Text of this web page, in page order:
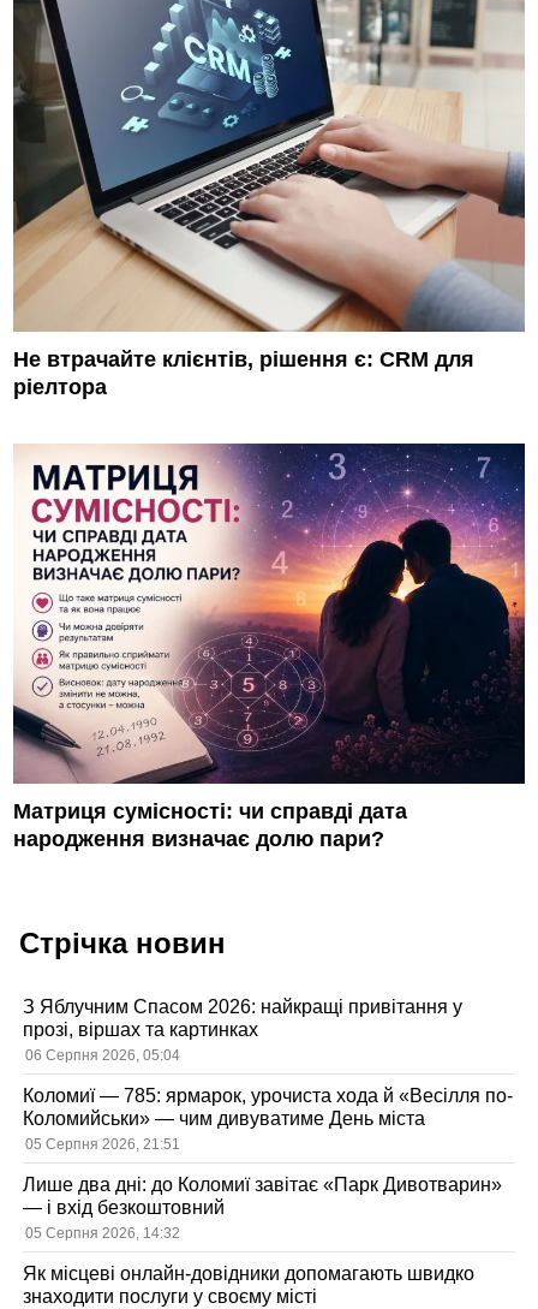
Не втрачайте клієнтів, рішення є: CRM для
ріелтора
Матриця сумісності: чи справді дата
народження визначає долю пари?
Стрічка новин
З Яблучним Спасом 2026: найкращі привітання у
прозі, віршах та картинках
06 Серпня 2026, 05:04
Коломиї — 785: ярмарок, урочиста хода й «Весілля по-
Коломийськи» — чим дивуватиме День міста
05 Серпня 2026, 21:51
Лише два дні: до Коломиї завітає «Парк Дивотварин»
— і вхід безкоштовний
05 Серпня 2026, 14:32
Як місцеві онлайн-довідники допомагають швидко
знаходити послуги у своєму місті